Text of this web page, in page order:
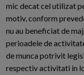
mic decat cel utilizat
motiv, conform
nu au beneficiat de
perioadele de
de munca potrivit
respectiv activitati in